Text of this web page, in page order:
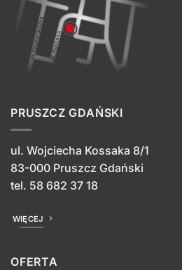
PRUSZCZ GDAŃSKI
ul. Wojciecha Kossaka 8/1
83-000 Pruszcz Gdański
tel. 58 682 37 18
WIĘCEJ
OFERTA